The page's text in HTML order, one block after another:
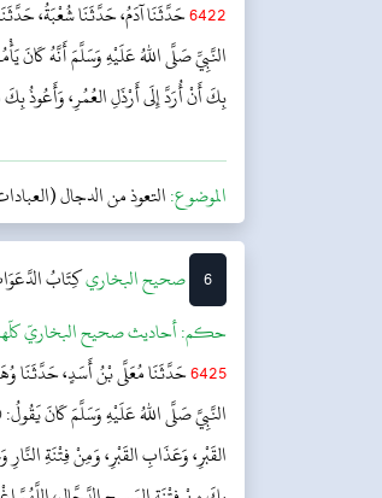
6422حَدَّثَنَا آدَمُ، حَدَّثَنَا شُعْبَةُ،
النَّبِيِّ صَلَّى اللهُ عَلَيْهِ وَسَلَّمَ أَنَّهُ كَانَ
بِكَ أَنْ أُرَدَّ إِلَى أَرْذَلِ العُمُرِ، وَأَعُوذُ
الموضوع:التعوذ من الدجال
6 ‌‌صحيح البخاريكِتَابُ
حکم:أحاديث صحيح البخاريّ
6425حَدَّثَنَا مُعَلَّى بْنُ أَسَدٍ، حَدَّثَنَا
النَّبِيَّ صَلَّى اللهُ عَلَيْهِ وَسَلَّمَ كَانَ
القَبْرِ، وَعَذَابِ القَبْرِ، وَمِنْ فِتْنَةِ